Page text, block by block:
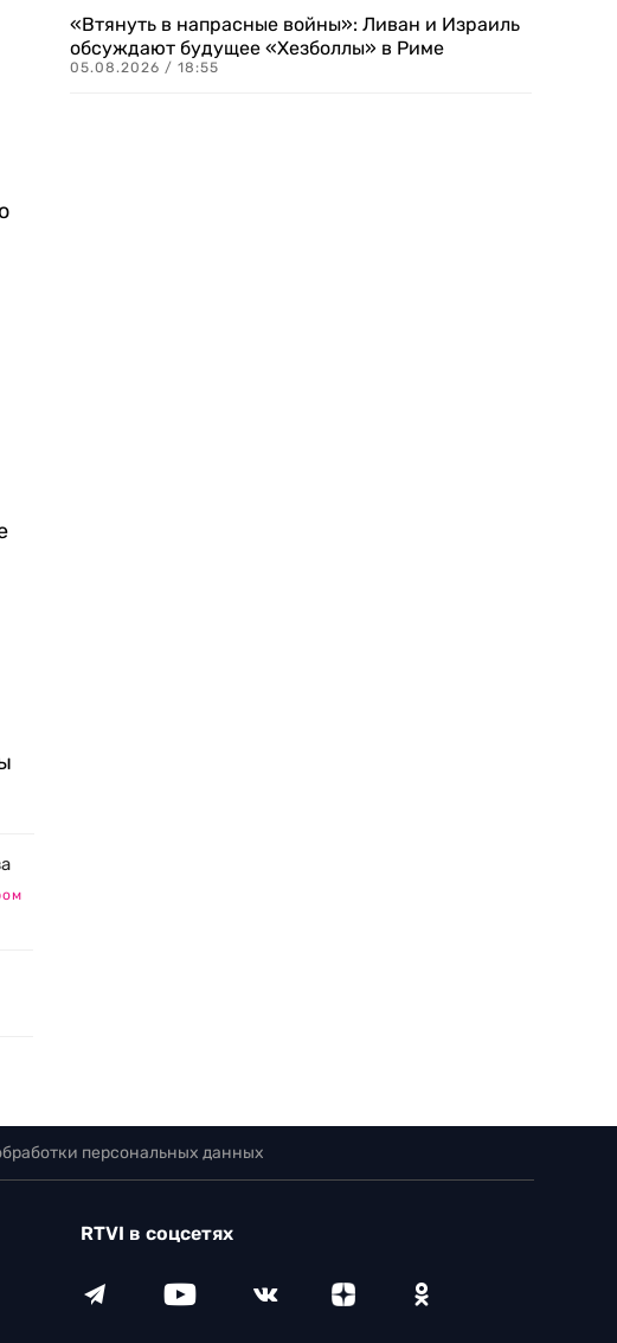
«Втянуть в напрасные войны»: Ливан и Израиль
обсуждают будущее «Хезболлы» в Риме
05.08.2026 / 18:55
персональных данных
RTVI в соцсетях